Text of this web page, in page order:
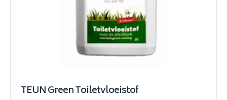
TEUN Green Toiletvloeistof